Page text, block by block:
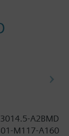
A2BMD
M117-A160